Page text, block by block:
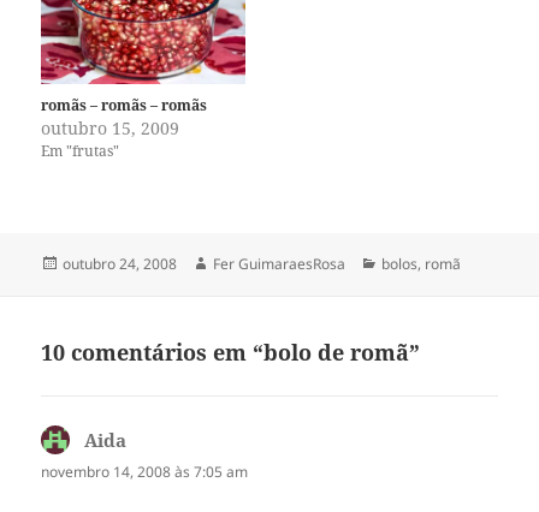
romãs – romãs – romãs
outubro 15, 2009
Em "frutas"
Publicado
outubro 24, 2008 Autor
Fer GuimaraesRosa Categorias
bolos, romã
10 comentários em “bolo de romã”
Aida
novembro 14, 2008 às 7:05 am